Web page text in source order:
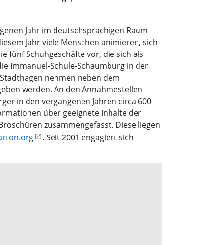
Jahr im deutschsprachigen Raum
Jahr viele Menschen animieren, sich
fünf Schuhgeschäfte vor, die sich als
Immanuel-Schule-Schaumburg in der
nehmen neben dem
werden. An den Annahmestellen
in den vergangenen Jahren circa 600
über geeignete Inhalte der
zusammengefasst. Diese liegen
. Seit 2001 engagiert sich